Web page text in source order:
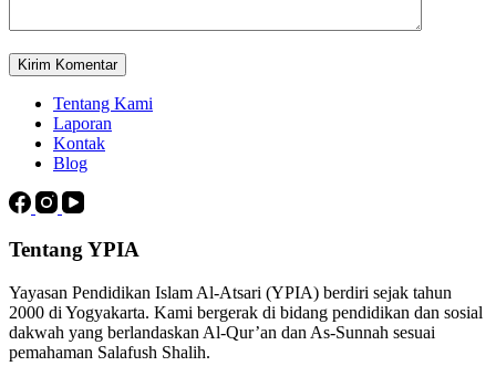
Kirim Komentar
Tentang Kami
Laporan
Kontak
Blog
Tentang YPIA
Yayasan Pendidikan Islam Al-Atsari (YPIA) berdiri sejak tahun
2000 di Yogyakarta. Kami bergerak di bidang pendidikan dan sosial
dakwah yang berlandaskan Al-Qur’an dan As-Sunnah sesuai
pemahaman Salafush Shalih.